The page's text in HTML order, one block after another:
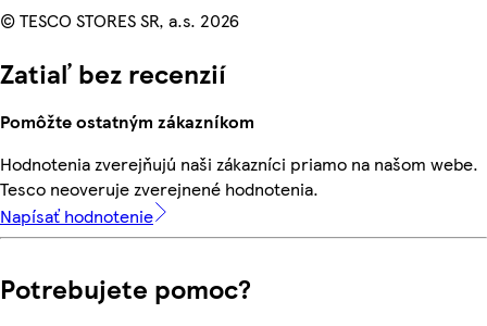
© TESCO STORES SR, a.s. 2026
Zatiaľ bez recenzií
Pomôžte ostatným zákazníkom
Hodnotenia zverejňujú naši zákazníci priamo na našom webe.
Tesco neoveruje zverejnené hodnotenia.
Napísať hodnotenie
Potrebujete pomoc?